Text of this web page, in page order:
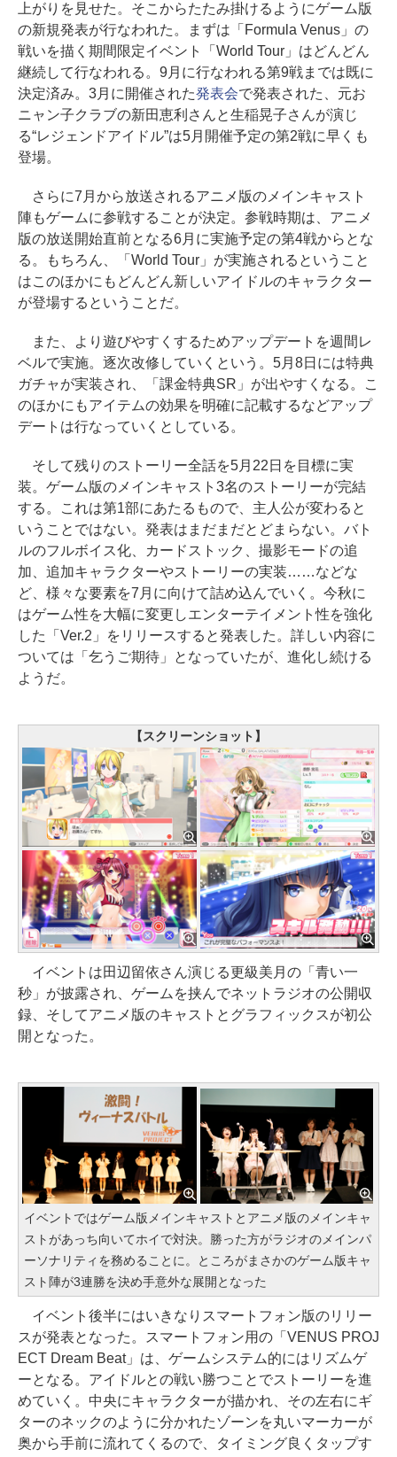
上がりを見せた。そこからたたみ掛けるようにゲーム版
の新規発表が行なわれた。まずは「Formula Venus」の
戦いを描く期間限定イベント「World Tour」はどんどん
継続して行なわれる。9月に行なわれる第9戦までは既に
決定済み。3月に開催された発表会で発表された、元お
ニャン子クラブの新田恵利さんと生稲晃子さんが演じ
る“レジェンドアイドル”は5月開催予定の第2戦に早くも
登場。
さらに7月から放送されるアニメ版のメインキャスト
陣もゲームに参戦することが決定。参戦時期は、アニメ
版の放送開始直前となる6月に実施予定の第4戦からとな
る。もちろん、「World Tour」が実施されるということ
はこのほかにもどんどん新しいアイドルのキャラクター
が登場するということだ。
また、より遊びやすくするためアップデートを週間レ
ベルで実施。逐次改修していくという。5月8日には特典
ガチャが実装され、「課金特典SR」が出やすくなる。こ
のほかにもアイテムの効果を明確に記載するなどアップ
デートは行なっていくとしている。
そして残りのストーリー全話を5月22日を目標に実
装。ゲーム版のメインキャスト3名のストーリーが完結
する。これは第1部にあたるもので、主人公が変わると
いうことではない。発表はまだまだとどまらない。バト
ルのフルボイス化、カードストック、撮影モードの追
加、追加キャラクターやストーリーの実装……などな
ど、様々な要素を7月に向けて詰め込んでいく。今秋に
はゲーム性を大幅に変更しエンターテイメント性を強化
した「Ver.2」をリリースすると発表した。詳しい内容に
ついては「乞うご期待」となっていたが、進化し続ける
ようだ。
【スクリーンショット】
イベントは田辺留依さん演じる更級美月の「青い一
秒」が披露され、ゲームを挟んでネットラジオの公開収
録、そしてアニメ版のキャストとグラフィックスが初公
開となった。
イベントではゲーム版メインキャストとアニメ版のメインキャ
ストがあっち向いてホイで対決。勝った方がラジオのメインパ
ーソナリティを務めることに。ところがまさかのゲーム版キャ
スト陣が3連勝を決め手意外な展開となった
イベント後半にはいきなりスマートフォン版のリリー
スが発表となった。スマートフォン用の「VENUS PROJ
ECT Dream Beat」は、ゲームシステム的にはリズムゲ
ーとなる。アイドルとの戦い勝つことでストーリーを進
めていく。中央にキャラクターが描かれ、その左右にギ
ターのネックのように分かれたゾーンを丸いマーカーが
奥から手前に流れてくるので、タイミング良くタップす